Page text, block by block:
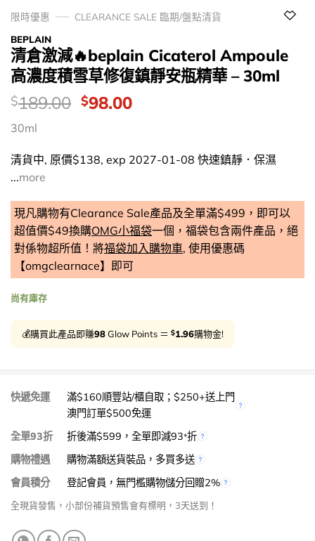
限時優惠
CLEARANCE SALE 臨期/盤點清貨
BEPLAIN
清倉激減🔥beplain Cicaterol Ampoule
高濃度積雪草修復鎮靜安瓶精華 – 30ml
價
錢：
$189.00 Original
$189.00.
$98.00Current
$98.00.
30ml
清貨中, 原價$138, exp 2027-01-08 快速鎮靜．保濕
...more
現凡購物有Clearance Sale產品及全單滿$499，即可以
超值價$49換購OMG小福袋一個，福袋包含兩件產品，絕
對係物超所值！將福袋加入購物車, 使用優惠碼
【omgclearnace】即可
尚有庫存
💰購買此產品即賺98Glow Points ＝ $1.96購物金!
快遞免運
滿$160順豐站/櫃自取；$250+送上門
澳門訂單$500免運
全單93折
折後滿$599，全單即減93*折
購物禮遇
購物滿額送貨裝品，多買多送
會員積分
登記會員，無門檻購物儲分回贈2%
全現貨發售，小部份補貨預售會有標明，3天送到！